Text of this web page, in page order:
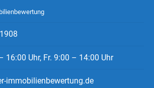
16:00 Uhr, Fr. 9:00 – 14:00 Uhr
immobilienbewertung.de